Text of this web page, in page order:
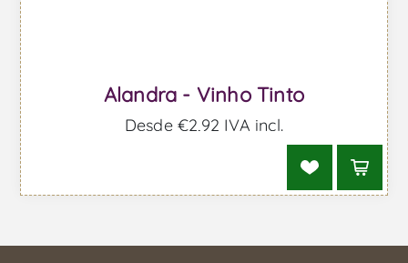
Alandra - Vinho Tinto
Desde €2,92 IVA incl.